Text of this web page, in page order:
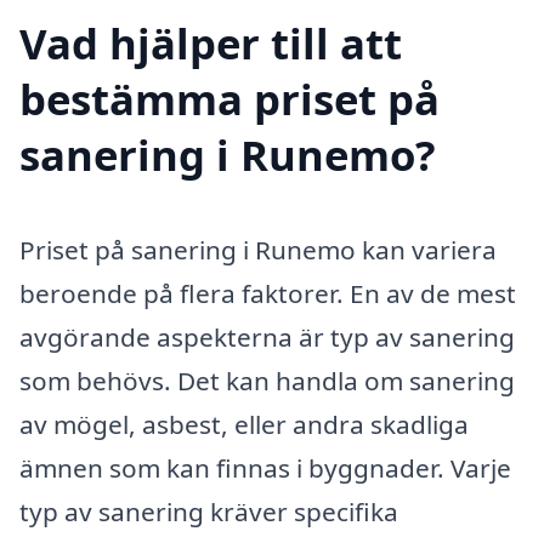
Vad hjälper till att
bestämma priset på
sanering i Runemo?
Priset på sanering i Runemo kan variera
beroende på flera faktorer. En av de mest
avgörande aspekterna är typ av sanering
som behövs. Det kan handla om sanering
av mögel, asbest, eller andra skadliga
ämnen som kan finnas i byggnader. Varje
typ av sanering kräver specifika